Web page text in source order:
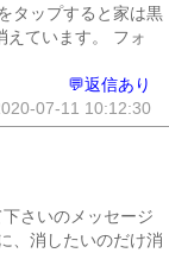
タップすると家は黒
えています。 フォ
💬返信あり
07-11 10:12:30
さいのメッセージ
、消したいのだけ消